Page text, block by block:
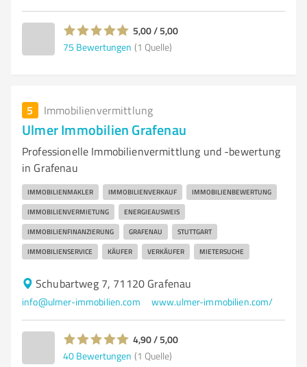
5,00 / 5,00
75 Bewertungen (1 Quelle)
5 Immobilienvermittlung
Ulmer Immobilien Grafenau
Professionelle Immobilienvermittlung und -bewertung
in Grafenau
IMMOBILIENMAKLER IMMOBILIENVERKAUF IMMOBILIENBEWERTUNG
IMMOBILIENVERMIETUNG ENERGIEAUSWEIS
IMMOBILIENFINANZIERUNG GRAFENAU STUTTGART
IMMOBILIENSERVICE KÄUFER VERKÄUFER MIETERSUCHE
Schubartweg 7, 71120 Grafenau
info@ulmer-immobilien.com www.ulmer-immobilien.com/
4,90 / 5,00
40 Bewertungen (1 Quelle)